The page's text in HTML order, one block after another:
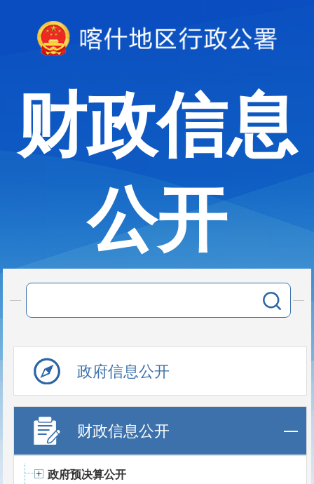
财政信息
公开
政府信息公开
财政信息公开
政府预决算公开